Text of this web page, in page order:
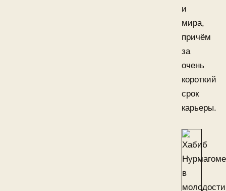
и
мира,
причём
за
очень
короткий
срок
карьеры.